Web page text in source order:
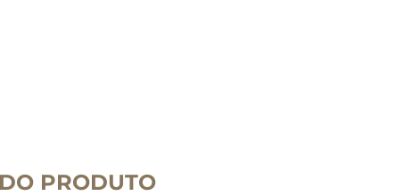
PRODUTO